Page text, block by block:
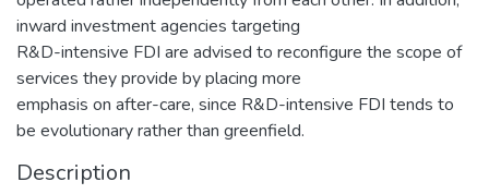
inward investment agencies targeting
R&D-intensive FDI are advised to reconfigure the scope of
services they provide by placing more
emphasis on after-care, since R&D-intensive FDI tends to
be evolutionary rather than greenfield.
Description